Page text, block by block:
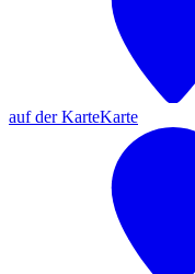
auf der KarteKarte